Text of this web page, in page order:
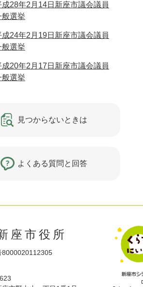
成28年2月14日新座市議会議員
般選挙
成24年2月19日新座市議会議員
般選挙
成20年2月17日新座市議会議員
般選挙
見つからないときは
よくある質問と回答
座市役所
8000020112305